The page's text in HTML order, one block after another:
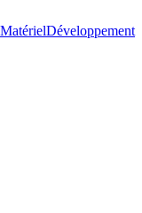
Développement